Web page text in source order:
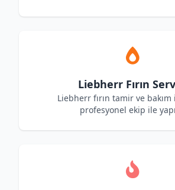
Liebherr Fırın
Liebherr fırın tamir ve
profesyonel ekip ile